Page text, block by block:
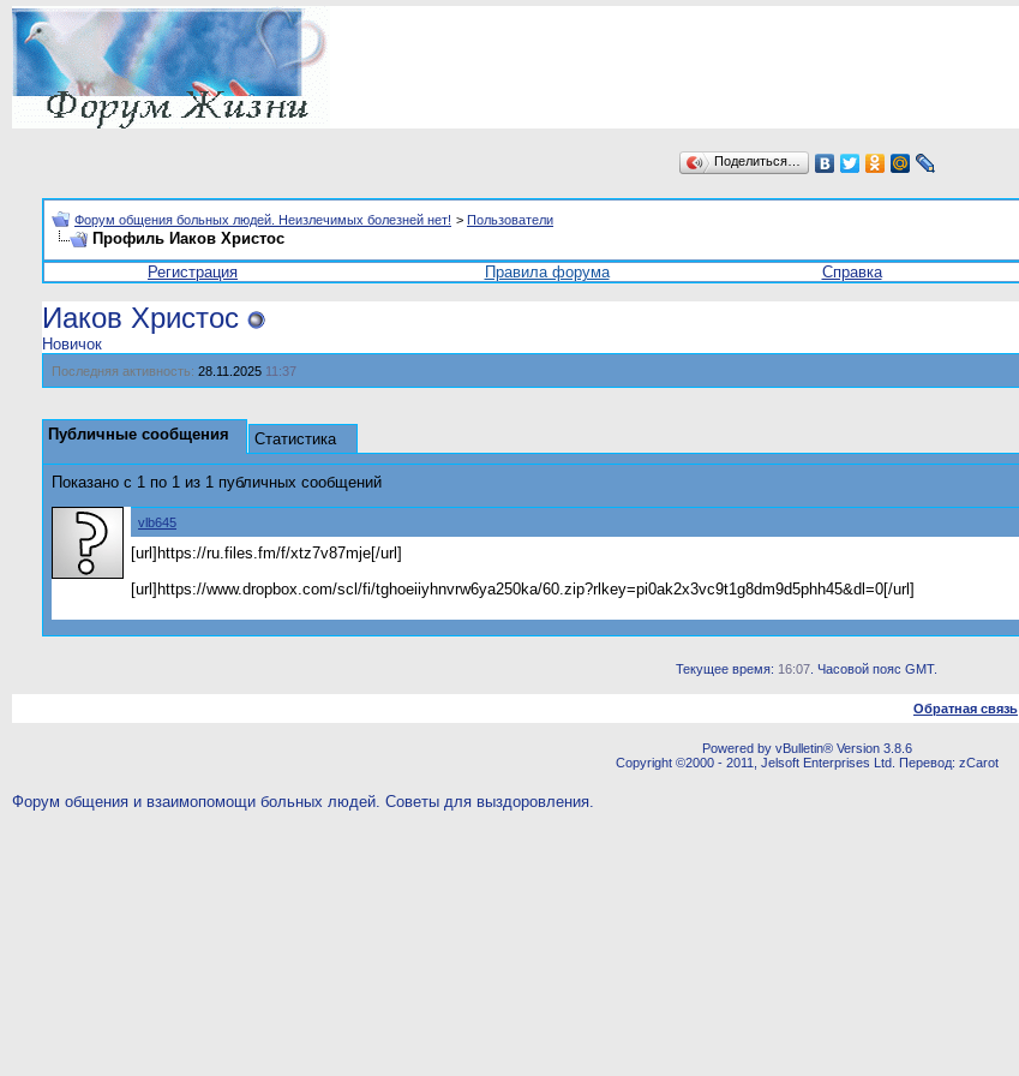
Поделиться…
Форум общения больных людей. Неизлечимых болезней нет! > Пользователи
Профиль Иаков Христос
Регистрация Правила форума Справка
Иаков Христос
Новичок
Последняя активность: 28.11.2025 11:37
Публичные сообщения Статистика
Показано с 1 по 1 из 1 публичных сообщений
vlb645
[url]https://ru.files.fm/f/xtz7v87mje[/url]
[url]https://www.dropbox.com/scl/fi/tghoeiiyhnvrw6ya250ka/60.zip?rlkey=pi0ak2x3vc9t1g8dm9d5phh45&dl=0[/url]
Текущее время: 16:07 . Часовой пояс GMT.
Обратная связь
Powered by vBulletin® Version 3.8.6
Copyright ©2000 - 2011, Jelsoft Enterprises Ltd. Перевод: zCarot
Форум общения и взаимопомощи больных людей. Советы для выздоровления.